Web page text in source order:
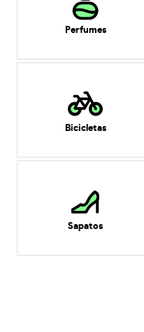
Perfumes
Bicicletas
Sapatos